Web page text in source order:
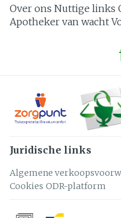
Over ons Nuttige links
Apotheker van wacht
Juridische links
Algemene
Cookies ODR-platform